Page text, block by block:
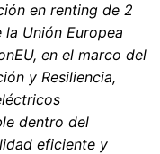
en renting de 2
Unión Europea
en el marco del
y Resiliencia,
dentro del
eficiente y